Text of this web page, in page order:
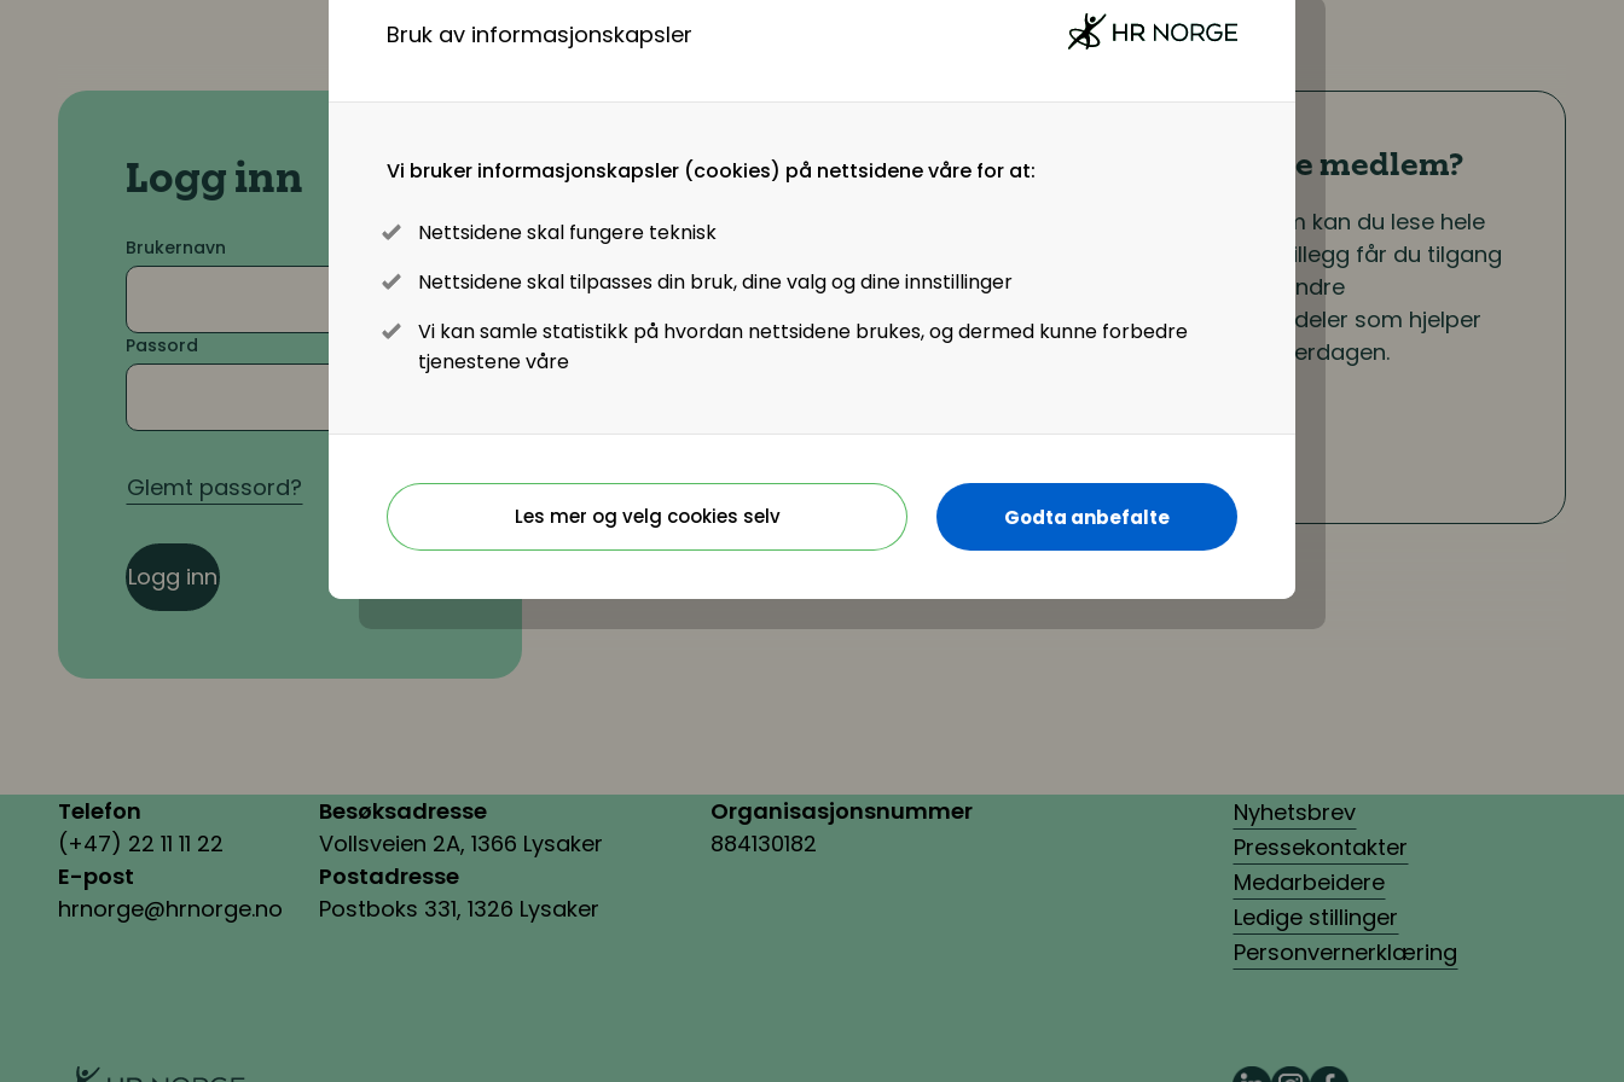
Bruk av informasjonskapsler
Vi bruker informasjonskapsler (cookies) på nettsidene våre for at:
Nettsidene skal fungere teknisk
Nettsidene skal tilpasses din bruk, dine valg og dine innstillinger
Vi kan samle statistikk på hvordan nettsidene brukes, og dermed kunne forbedre
tjenestene våre
Les mer og velg cookies selv Godta anbefalte
Lønn og ytelser
Pensjon
Lønnsoppgjøret og tariff
Digitale løsninger innen HR
Logg inn
Brukernavn
Passord
Glemt passord?
Logg inn
Virksomhetsmedlem?
Jobber du i en virksomhet som
Norge får alle ansatte tilgang til
+artikler og andre
Registrer deg - Få tilgang
Er du ikke medlem?
Som medlem kan du lese hele
artikkelen. I tillegg får du tilgang
til en rekke andre
medlemsfordeler som hjelper
deg i jobbhverdagen.
Bli medlem
Telefon
(+47) 22 11 11 22
E-post
hrnorge@hrnorge.no
Besøksadresse
Vollsveien 2A, 1366 Lysaker
Postadresse
Postboks 331, 1326 Lysaker
Organisasjonsnummer
884130182
Nyhetsbrev
Pressekontakter
Medarbeidere
Ledige stillinger
Personvernerklæring
HR Norge